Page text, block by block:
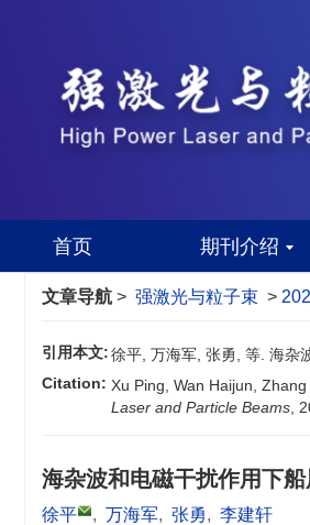
首页 期刊介绍
文章导航 > 强激光与粒子束 >
引用本文:徐平, 万海军, 张勇, 等. 海杂
Citation: Xu Ping, Wan Haijun, Zhang
Laser and Particle Beams ,
海杂波和电磁干扰作用下
徐平 , 万海军, 张勇, 李建轩